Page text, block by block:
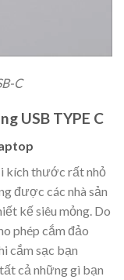
C
USB TYPE C
kích thước rất nhỏ
được các nhà sản
kế siêu mỏng. Do
phép cắm đảo
cắm sạc bạn
cả những gì bạn